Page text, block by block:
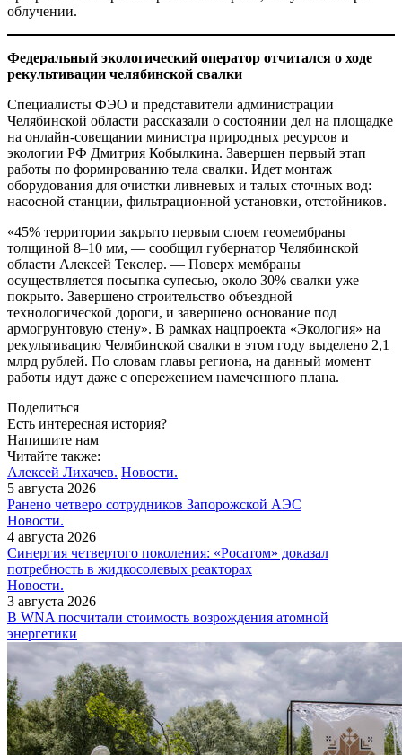
облучении.
Федеральный экологический оператор отчитался о ходе
рекультивации челябинской свалки
Специалисты ФЭО и представители администрации
Челябинской области рассказали о состоянии дел на площадке
на онлайн-совещании министра природных ресурсов и
экологии РФ Дмитрия Кобылкина. Завершен первый этап
работы по формированию тела свалки. Идет монтаж
оборудования для очистки ливневых и талых сточных вод:
насосной станции, фильтрационной установки, отстойников.
«45% территории закрыто первым слоем геомембраны
толщиной 8–10 мм, — сообщил губернатор Челябинской
области Алексей Текслер. — Поверх мембраны
осуществляется посыпка супесью, около 30% свалки уже
покрыто. Завершено строительство объездной
технологической дороги, и завершено основание под
армогрунтовую стену». В рамках нацпроекта «Экология» на
рекультивацию Челябинской свалки в этом году выделено 2,1
млрд рублей. По словам главы региона, на данный момент
работы идут даже с опережением намеченного плана.
Поделиться
Есть интересная история?
Напишите нам
Читайте также:
Алексей Лихачев. Новости.
5 августа 2026
Ранено четверо сотрудников Запорожской АЭС
Новости.
4 августа 2026
Синергия четвертого поколения: «Росатом» доказал
потребность в жидкосолевых реакторах
Новости.
3 августа 2026
В WNA посчитали стоимость возрождения атомной
энергетики